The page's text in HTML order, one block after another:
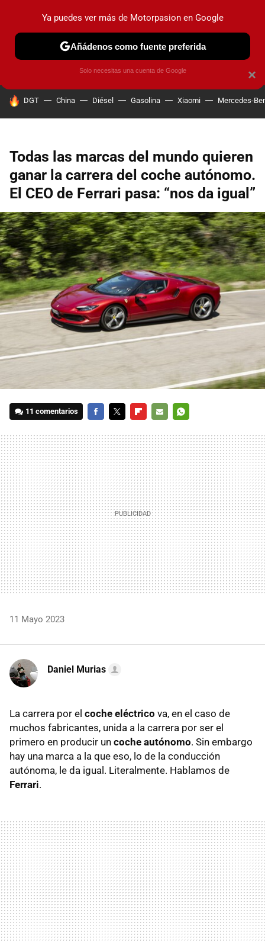
PRUEBAS COCHES ELÉCTRICOS OBSERVATORIO
HOY SE HABLA DE
DGT China Diésel Gasolina Xiaomi Mercedes-
Todas las marcas del mundo quieren
ganar la carrera del coche autónomo.
El CEO de Ferrari pasa: “nos da igual”
11 comentarios
MAIL
11 Mayo 2023
Daniel Murias
La carrera por el coche eléctrico va, en el caso de
muchos fabricantes, unida a la carrera por ser el
primero en producir un coche autónomo. Sin embargo
hay una marca a la que eso, lo de la conducción
autónoma, le da igual. Literalmente. Hablamos de
Ferrari.
×
Ya puedes ver más de Motorpasion en Google
Añádenos como fuente preferida
Solo necesitas una cuenta de Google